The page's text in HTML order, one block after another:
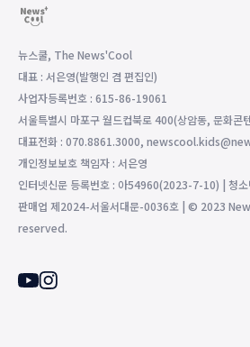
뉴스쿨, The News'Cool
대표 : 서은영(발행인 겸 편집인)
사업자등록번호 : 615-86-19061
서울특별시 마포구 월드컵북로 400(상암동, 문화콘
대표전화 : 070.8861.3000,
개인정보보호 책임자 : 서은영
인터넷신문 등록번호 : 아54960(2023-7-10) | 청소
판매업 제2024-서울서대문-0036호 | © 2023
reserved.